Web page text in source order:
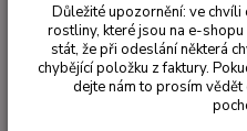
Trvalky Řimbaba
Řimbaba
- cena na
Důležité upozornění: ve
rostliny, které jsou na e-
stát, že při odeslání některá
chybějící položku z faktury.
dejte nám to prosím vědět